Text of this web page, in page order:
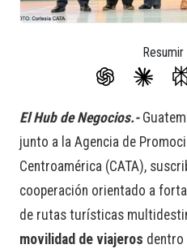
Resumir
El Hub de Negocios.-
junto a la Agencia de
Centroamérica (CATA),
cooperación orientado a
de rutas turísticas
movilidad de viajeros dentro